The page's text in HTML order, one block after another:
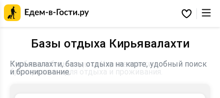
Гости.ру
Избранное
Базы отдыха Кирьявалахти
Турбазы и базы отдыха Кирьявалахти -
бронирование для отдыха и проживания.
Кирьявалахти, базы отдыха на карте, удобный поиск
и бронирование.